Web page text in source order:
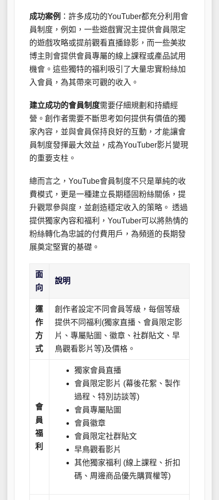
成功案例 ：許多成功的YouTuber都充分利用會
員制度，例如，一些遊戲實況主提供會員限定
的遊戲攻略或提前觀看直播錄影，而一些美妝
博主則會提供會員專屬的線上課程或產品試用
機會。這些獨特的福利吸引了大量忠實粉絲加
入會員，為其帶來可觀的收入。
建立成功的會員制度需要仔細規劃和持續經
營。創作者需要不斷思考如何提供有價值的獨
家內容，並與會員保持良好的互動，才能讓會
員制度發揮最大效益，成為YouTuber影片變現
的重要支柱。
總而言之，YouTube會員制度不只是單純的收
費模式，更是一種建立長期穩固粉絲關係，提
升觀眾參與度，並創造穩定收入的策略。 透過
提供獨家內容和福利，YouTuber可以將熱情的
粉絲轉化為忠誠的付費用戶，為頻道的長期發
展奠定堅實的基礎。
面
向
說明
運
作
方
式
創作者設定不同會員等級，每個等級
提供不同福利(獨家直播、會員限定影
片、專屬貼圖、徽章、社群貼文、早
鳥觀看影片等)及價格。
會
員
福
利
獨家會員直播
會員限定影片 (幕後花絮、製作
過程、特別訪談等)
會員專屬貼圖
會員徽章
會員限定社群貼文
早鳥觀看影片
其他獨家福利 (線上課程、折扣
碼、周邊商品優先購買權等)